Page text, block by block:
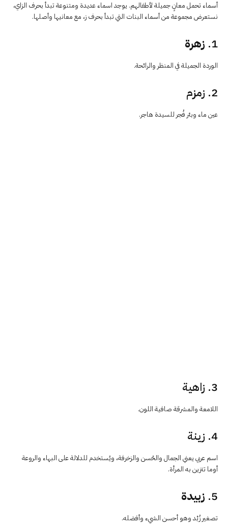
أسماء تحمل معانٍ جميلة لأطفالهم. يوجد اسماء عديدة ومتنوعة تبدأ بحرف الزاي،
نستعرض مجموعة من أسماء البنات التي تبدأ بحرف ز، مع معانيها وأصلها.
1. زهرة
الوردة الجميلة في المنظر والرائحة.
2. زمزم
عين ماء وبئر فُجر للسيدة هاجر.
3. زاهية
اللامعة والمشرقة صافية اللون.
4. زينة
اسم عربي يعني الجمال والحُسن والزخرفة، ويُستخدم للدلالة على البهاء والروعة
أوما تتزين به المرأة.
5. زبيدة
تصغير زُبْد وهو أحسن الشيء وأفضله.